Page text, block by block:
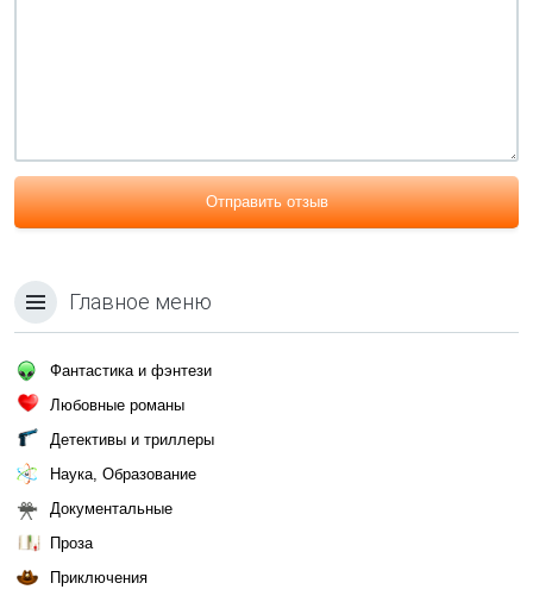
Отправить отзыв
Главное меню
Фантастика и фэнтези
Любовные романы
Детективы и триллеры
Наука, Образование
Документальные
Проза
Приключения